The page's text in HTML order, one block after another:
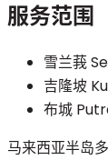
服务范围
雪兰莪
吉隆坡
布城
马来西亚半岛